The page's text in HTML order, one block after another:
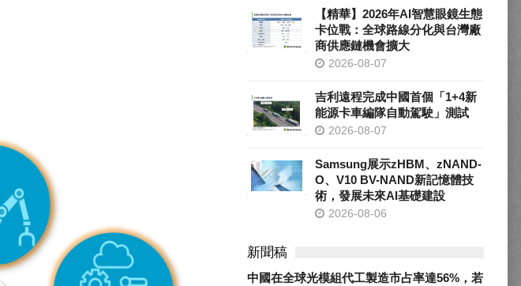
【精華】2026年AI智慧眼鏡生態
卡位戰：全球路線分化與台灣廠
商供應鏈機會擴大
2026-08-07
吉利遠程完成中國首個「1+4新
能源卡車編隊自動駕駛」測試
2026-08-07
Samsung展示zHBM、zNAND-
O、V10 BV-NAND新記憶體技
術，發展未來AI基礎建設
2026-08-06
新聞稿
中國在全球光模組代工製造市占率達56%，若